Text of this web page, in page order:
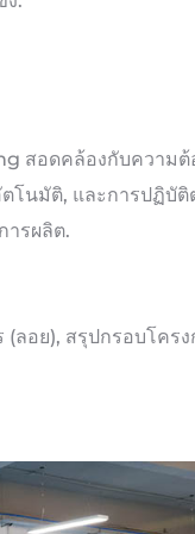
สอดคล้องกับความต้
โนมัติ, และการปฏิบั
ารผลิต.
(ลอย), สรุปกรอบโคร